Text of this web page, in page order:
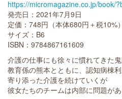
https://micromagazine.co.jp/book/
発売日：2021年7月9日
定価：748円（本体680円＋税10%）
サイズ：B6
ISBN：9784867161609
介護の仕事にも徐々に慣れてきた鬼
教育係の熊本とともに、認知病棟
寄り添った介護を続けていくが
彼女たちのチームは内部に問題が